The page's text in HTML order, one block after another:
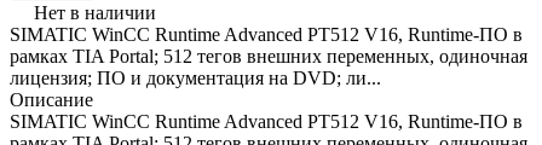
Нет в наличии
SIMATIC WinCC Runtime Advanced PT512 V16, Runtime-ПО в
рамках TIA Portal; 512 тегов внешних переменных, одиночная
лицензия; ПО и документация на DVD; ли...
Описание
SIMATIC WinCC Runtime Advanced PT512 V16, Runtime-ПО в